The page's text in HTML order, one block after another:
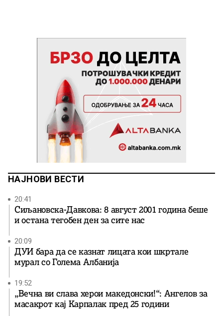
НАЈНОВИ ВЕСТИ
20:41
Сиљановска-Давкова: 8 август 2001 година беше
и остана тегобен ден за сите нас
20:09
ДУИ бара да се казнат лицата кои шкртале
мурал со Голема Албанија
19:52
„Вечна ви слава херои македонски!“: Ангелов за
масакрот кај Карпалак пред 25 години